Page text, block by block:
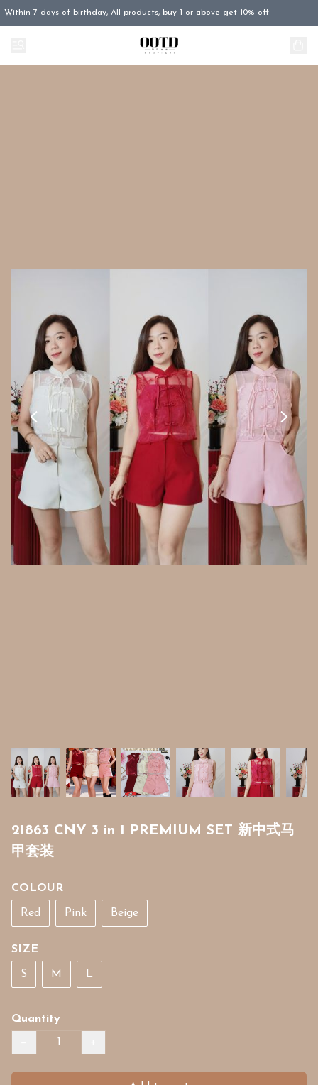
Within 7 days of birthday, All products, buy 1 or above get 10% off
21863 CNY 3 in 1 PREMIUM SET 新中式马
甲套装
COLOUR
Red Pink Beige
SIZE
S M L
Quantity